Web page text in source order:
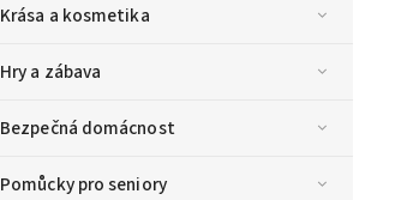
Krása a kosmetika
Hry a zábava
Bezpečná domácnost
Pomůcky pro seniory